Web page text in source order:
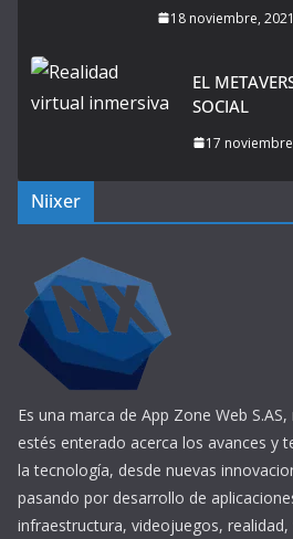
18 noviembre, 2021
EL
SOCIAL
17
Niixer
Es una marca de App Zone Web
estés enterado acerca los avances y
la tecnología, desde nuevas
pasando por desarrollo de
infraestructura, videojuegos,